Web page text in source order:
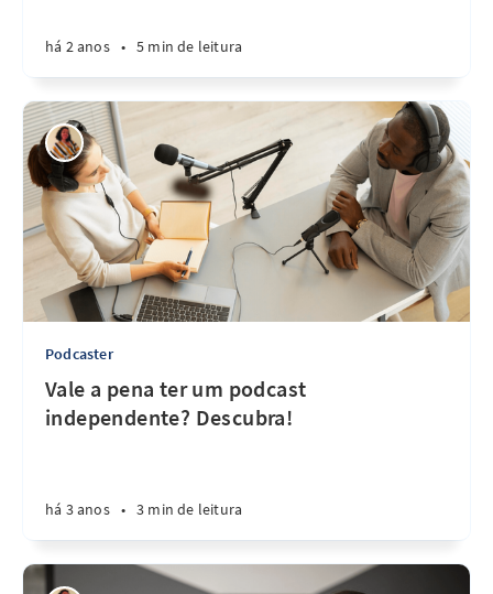
há 2 anos • 5 min de leitura
Podcaster
Vale a pena ter um podcast
independente? Descubra!
há 3 anos • 3 min de leitura